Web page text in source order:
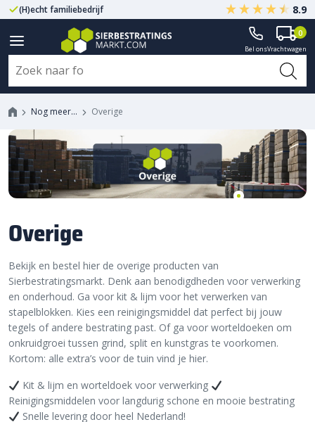
(H)echt familiebedrijf Gegarandeerd A-kwaliteit
8.9
Bel onsVrachtwagen
0
Nog meer… Overige
Overige
Bekijk en bestel hier de overige producten van
Sierbestratingsmarkt. Denk aan benodigdheden voor verwerking
en onderhoud. Ga voor kit & lijm voor het verwerken van
stapelblokken. Kies een reinigingsmiddel dat perfect bij jouw
tegels of andere bestrating past. Of ga voor worteldoeken om
onkruidgroei tussen grind, split en kunstgras te voorkomen.
Kortom: alle extra’s voor de tuin vind je hier.
Kit & lijm en worteldoek voor verwerking
Reinigingsmiddelen voor langdurig schone en mooie bestrating
Snelle levering door heel Nederland!